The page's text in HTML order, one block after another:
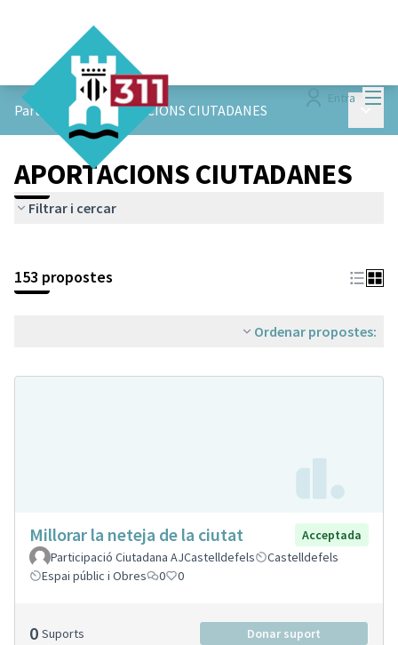
Entra
ParticiPAM! /APORTACIONS CIUTADANES
APORTACIONS CIUTADANES
Filtrar i cercar
153 propostes
Ordenar propostes:
Millorar la neteja de la ciutat
Acceptada
Participació Ciutadana AJCastelldefels
Castelldefels
Espai públic i Obres
0 0
0 Suports Donar suport